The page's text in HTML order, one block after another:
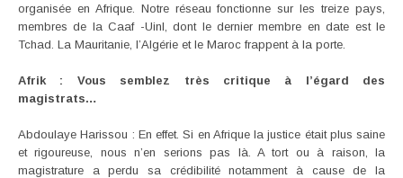
organisée en Afrique. Notre réseau fonctionne sur les treize pays,
membres de la Caaf -Uinl, dont le dernier membre en date est le
Tchad. La Mauritanie, l’Algérie et le Maroc frappent à la porte.
Afrik : Vous semblez très critique à l’égard des
magistrats…
Abdoulaye Harissou : En effet. Si en Afrique la justice était plus saine
et rigoureuse, nous n’en serions pas là. A tort ou à raison, la
magistrature a perdu sa crédibilité notamment à cause de la